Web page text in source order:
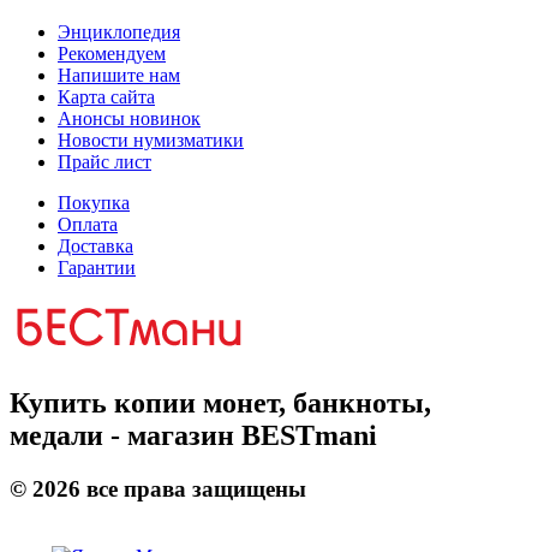
Энциклопедия
Рекомендуем
Напишите нам
Карта сайта
Анонсы новинок
Новости нумизматики
Прайс лист
Покупка
Оплата
Доставка
Гарантии
Купить копии монет, банкноты,
медали - магазин BESTmani
© 2026 все права защищены